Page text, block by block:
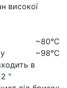
високої
~80°C
~98°C
в
"